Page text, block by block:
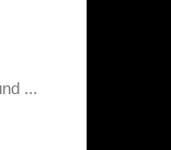
...